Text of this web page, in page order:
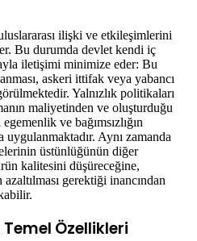
ilişki ve etkileşimlerini
Bu durumda devlet kendi iç
iletişimi minimize eder: Bu
askeri ittifak veya yabancı
Yalnızlık politikaları
maliyetinden ve oluşturduğu
ve bağımsızlığın
uygulanmaktadır. Aynı zamanda
üstünlüğünün diğer
kalitesini düşüreceğine,
azaltılması gerektiği inancından
Temel Özellikleri